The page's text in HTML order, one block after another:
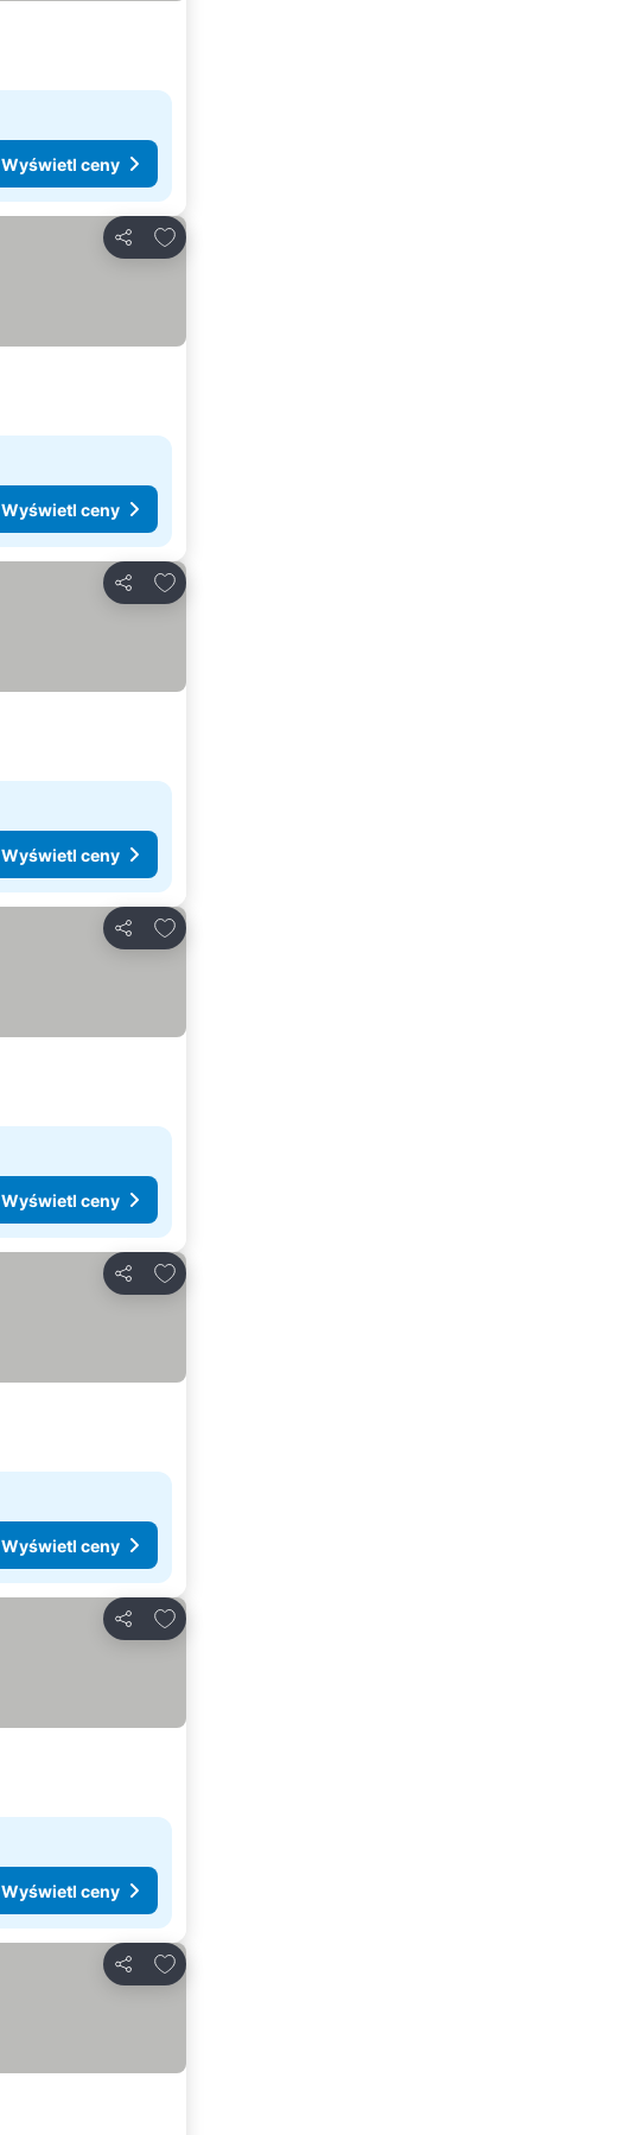
Wyświetl ceny
Udostępnij
Dodaj do ulubionych
Wyświetl ceny
Udostępnij
Dodaj do ulubionych
Wyświetl ceny
Udostępnij
Dodaj do ulubionych
Wyświetl ceny
Udostępnij
Dodaj do ulubionych
Wyświetl ceny
Udostępnij
Dodaj do ulubionych
Wyświetl ceny
Udostępnij
Dodaj do ulubionych